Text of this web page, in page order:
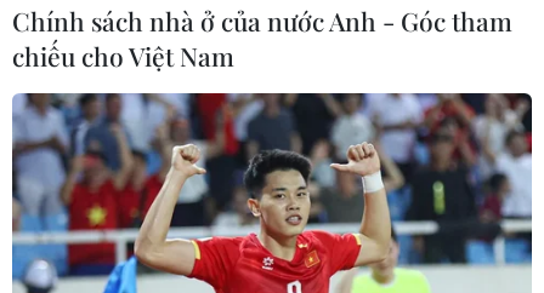
Chính sách nhà ở của nước Anh - Góc tham
chiếu cho Việt Nam